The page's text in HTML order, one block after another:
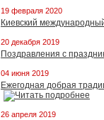
19 февраля 2020
Киевский
20 декабря 2019
Поздравления с
04 июня 2019
Ежегодная добрая
26 апреля 2019